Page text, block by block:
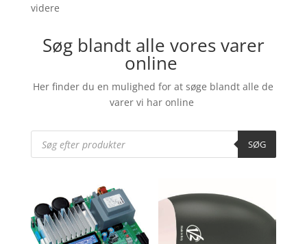
videre
Søg blandt alle vores varer
online
Her finder du en mulighed for at søge blandt alle de
varer vi har online
Products
search SØG